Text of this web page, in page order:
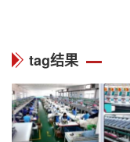
tag结果